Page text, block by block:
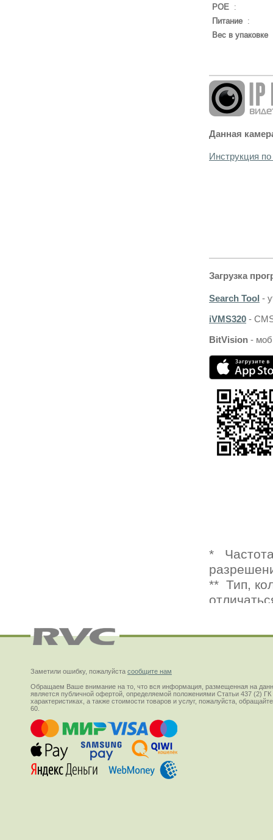
POE :
Питание :
Вес в упаковке
Заметили ошибку, пожалуйста сообщите нам
Обращаем Ваше внимание на то, что вся информация, размещенная на
является публичной офертой, определяемой положениями Статьи 437 (2)
характеристиках, а также стоимости товаров и услуг, пожалуйста,
60.